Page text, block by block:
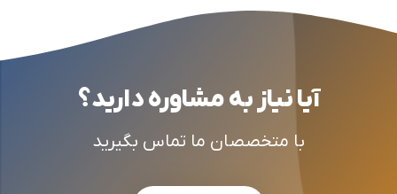
آیا نیاز به مشاوره دارید؟
با متخصصان ما تماس بگیرید